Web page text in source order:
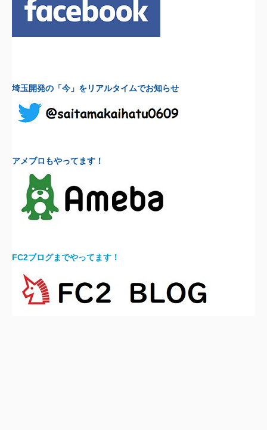
埼玉開発の「今」をリアルタイムでお知らせ
アメブロもやってます！
FC2ブログまでやってます！